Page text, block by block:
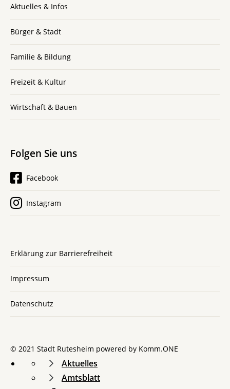
Aktuelles & Infos
Bürger & Stadt
Familie & Bildung
Freizeit & Kultur
Wirtschaft & Bauen
Folgen Sie uns
Facebook
Instagram
Erklärung zur Barrierefreiheit
Impressum
Datenschutz
© 2021 Stadt Rutesheim powered by Komm.ONE
Aktuelles
Amtsblatt